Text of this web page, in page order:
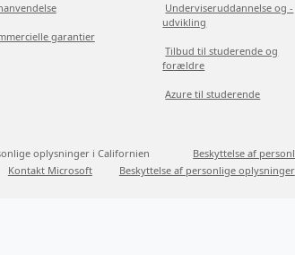
garantier
Underviseruddannelse og -
udvikling
Tilbud til studerende og
forældre
Azure til studerende
oplysninger i Californien
Beskyttelse af
Kontakt Microsoft
Beskyttelse af personlige oplysninger